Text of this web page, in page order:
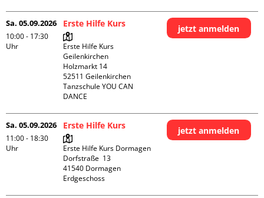
Sa. 05.09.2026
10:00 - 17:30
Uhr
Erste Hilfe Kurs
Erste Hilfe Kurs
Geilenkirchen
Holzmarkt 14
52511 Geilenkirchen
Tanzschule YOU CAN
DANCE
jetzt anmelden
Sa. 05.09.2026
11:00 - 18:30
Uhr
Erste Hilfe Kurs
Erste Hilfe Kurs Dormagen
Dorfstraße  13
41540 Dormagen
Erdgeschoss
jetzt anmelden